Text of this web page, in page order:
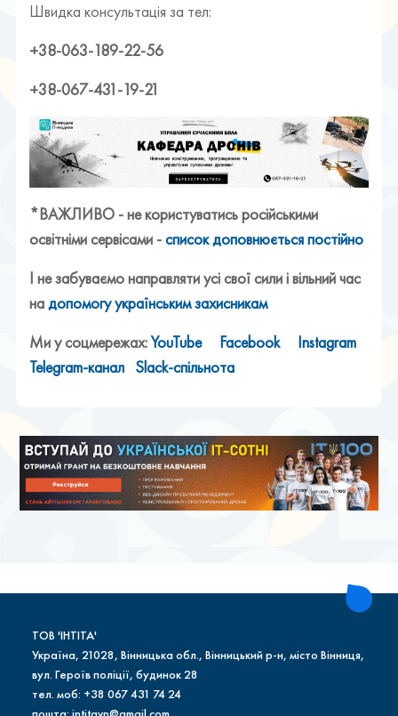
Швидка консультація за тел:
+38-063-189-22-56
+38-067-431-19-21
*ВАЖЛИВО - не користуватись російськими
освітніми сервісами -список доповнюється постійно
І не забуваємо направляти усі свої сили і вільний час
надопомогу українським захисникам
Ми у соцмережах:YouTube Facebook
Instagram
Telegram-канал Slack-спільнота
ТОВ 'ІНТІТА'
Україна, 21028, Вінницька обл., Вінницький р-н, місто Вінниця,
вул. Героїв поліції, будинок 28
тел. моб: +38 067 431 74 24